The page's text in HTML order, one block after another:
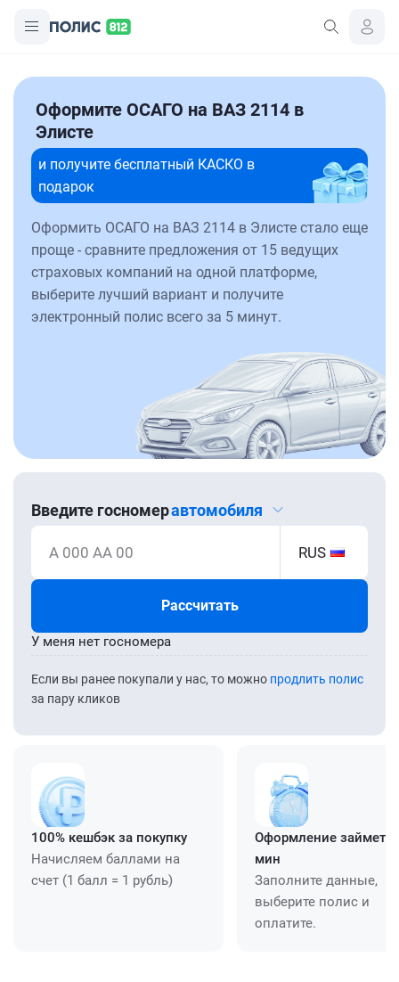
Оформите ОСАГО на ВАЗ 2114 в
Элисте
и получите бесплатный КАСКО в
подарок
Оформить ОСАГО на ВАЗ 2114 в Элисте стало еще
проще - сравните предложения от 15 ведущих
страховых компаний на одной платформе,
выберите лучший вариант и получите
электронный полис всего за 5 минут.
Введите госномеравтомобиля
А 000 АА 00 RUS
Рассчитать
Если вы ранее покупали у нас, то можно продлить полис
за пару кликов
У меня нет госномера
100% кешбэк за покупку
Начисляем баллами на
счет (1 балл = 1 рубль)
Оформление займет
мин
Заполните данные,
выберите полис и
оплатите.